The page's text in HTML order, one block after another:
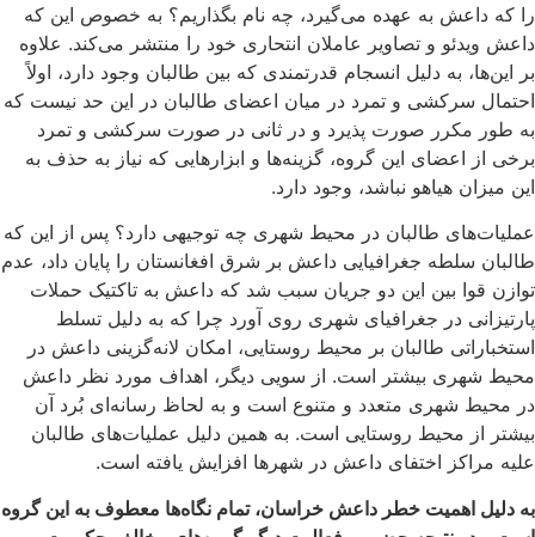
را که داعش به عهده می‌گیرد، چه نام بگذاریم؟ به خصوص این که
داعش ویدئو و تصاویر عاملان انتحاری خود را منتشر می‌کند. علاوه
بر این‌ها،‌ به دلیل انسجام قدرتمندی که بین طالبان وجود دارد، اولاً‌
احتمال سرکشی و تمرد در میان اعضای طالبان در این حد نیست که
به طور مکرر صورت پذیرد و در ثانی در صورت سرکشی و تمرد
برخی از اعضای این گروه، گزینه‌ها و ابزار‌هایی که نیاز به حذف به
این میزان هیاهو نباشد، وجود دارد.
عملیات‌های طالبان در محیط شهری چه توجیهی دارد؟‌ پس از این که
طالبان سلطه جغرافیایی داعش بر شرق افغانستان را پایان داد، عدم
توازن قوا بین این دو جریان سبب شد که داعش به تاکتیک حملات
پارتیزانی در جغرافیای شهری روی آورد چرا که به دلیل تسلط
استخباراتی طالبان بر محیط روستایی، امکان لانه‌گزینی داعش در
محیط شهری بیشتر است. از سویی دیگر، اهداف مورد نظر داعش
در محیط شهری متعدد و متنوع است و به لحاظ رسانه‌ای بُرد آن
بیشتر از محیط روستایی است. به همین دلیل عملیات‌های طالبان
علیه مراکز اختفای داعش در شهرها افزایش یافته است.
به دلیل اهمیت خطر داعش خراسان، تمام نگاه‌ها معطوف به این گروه